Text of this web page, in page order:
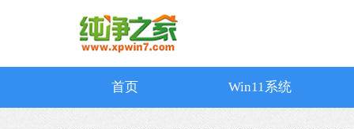
首页 Win11系统